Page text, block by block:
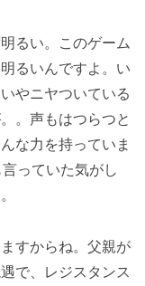
るい。このゲーム
るいんですよ。い
やニヤついている
。声もはつらつと
な力を持っていま
っていた気がし
すからね。父親が
で、レジスタンス